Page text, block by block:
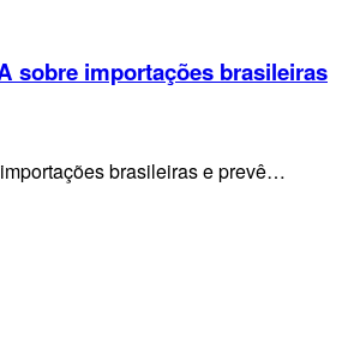
sobre importações brasileiras
brasileiras e prevê…